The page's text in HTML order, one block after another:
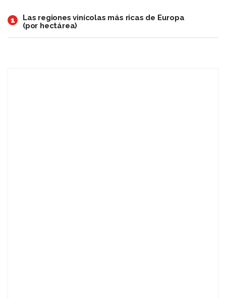
1
Las regiones vinícolas más ricas de Europa
(por hectárea)